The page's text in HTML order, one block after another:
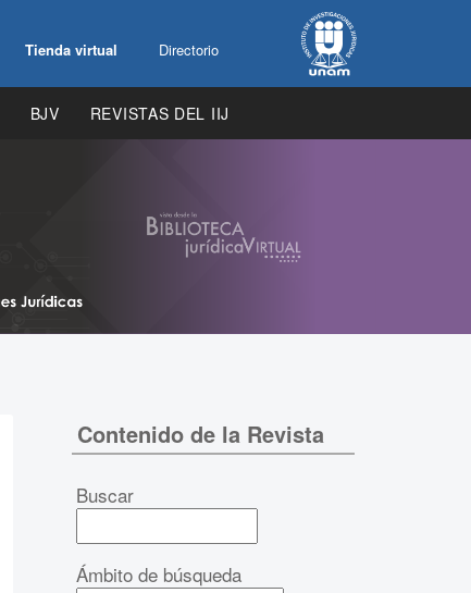
Tienda virtual Directorio
BJV REVISTAS DEL IIJ
Contenido de la Revista
Buscar
Ámbito de búsqueda